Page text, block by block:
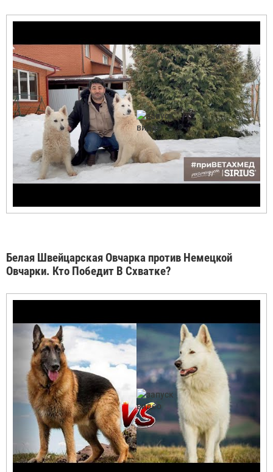
Белая Швейцарская Овчарка против Немецкой
Овчарки. Кто Победит В Схватке?